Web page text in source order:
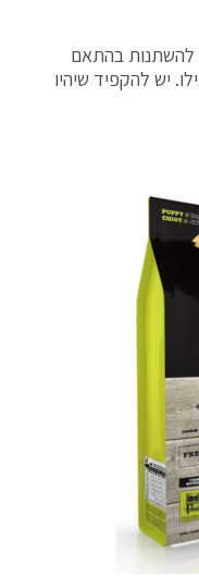
להשתנות בהתאם
יש להקפיד שיהיו